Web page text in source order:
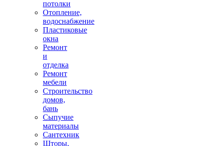
потолки
Отопление,
водоснабжение
Пластиковые
окна
Ремонт
и
отделка
Ремонт
мебели
Строительство
домов,
бань
Сыпучие
материалы
Сантехник
Шторы,